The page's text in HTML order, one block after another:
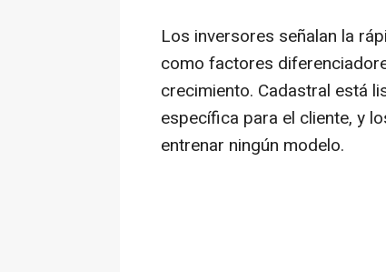
Los inversores señalan la
como factores
crecimiento. Cadastral está
específica para el cliente, y
entrenar ningún modelo.